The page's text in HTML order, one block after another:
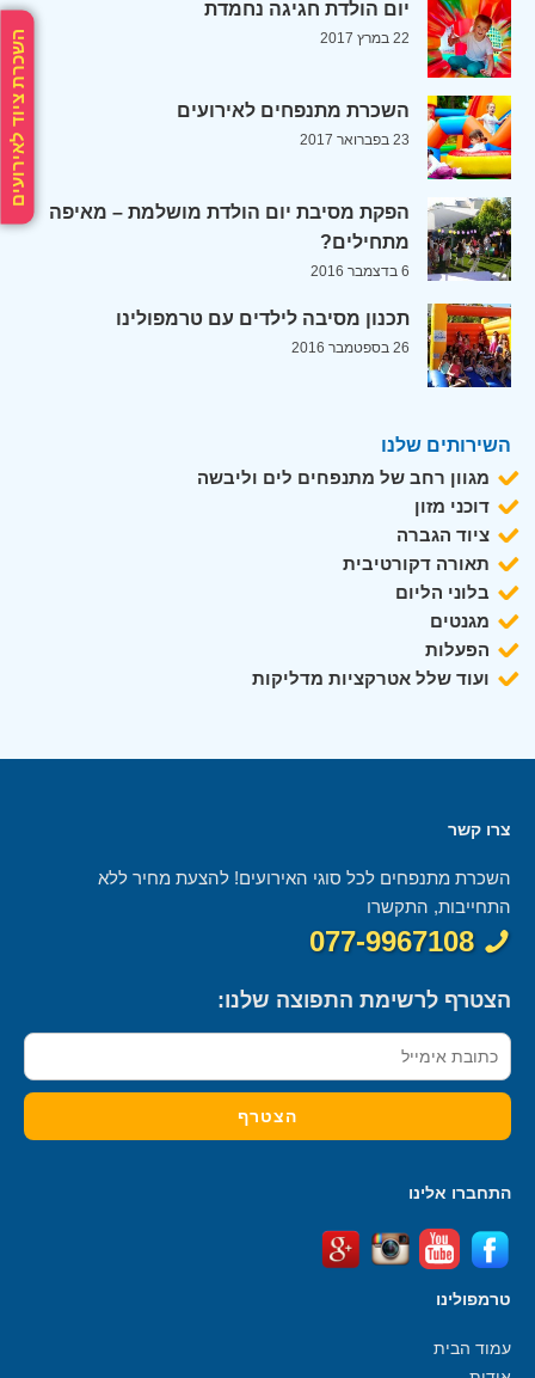
השכרת ציוד לאירועים
יום הולדת חגיגה נחמדת
22 במרץ 2017
השכרת מתנפחים לאירועים
23 בפברואר 2017
הפקת מסיבת יום הולדת מושלמת – מאיפה
מתחילים?
6 בדצמבר 2016
תכנון מסיבה לילדים עם טרמפולינו
26 בספטמבר 2016
השירותים שלנו
מגוון רחב של מתנפחים לים וליבשה
דוכני מזון
ציוד הגברה
תאורה דקורטיבית
בלוני הליום
מגנטים
הפעלות
ועוד שלל אטרקציות מדליקות
צרו קשר
השכרת מתנפחים לכל סוגי האירועים! להצעת מחיר ללא
התחייבות, התקשרו
077-9967108
הצטרף לרשימת התפוצה שלנו:
התחברו אלינו
טרמפולינו
עמוד הבית